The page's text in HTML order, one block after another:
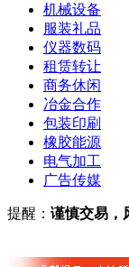
机械设备
服装礼品
仪器数码
租赁转让
商务休闲
冶金合作
包装印刷
橡胶能源
电气加工
广告传媒
提醒： 谨慎交易，